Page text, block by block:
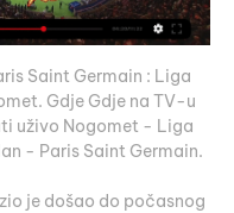
Saint Germain : Liga
Gdje Gdje na TV-u
uživo Nogomet - Liga
- Paris Saint Germain.
je došao do počasnog